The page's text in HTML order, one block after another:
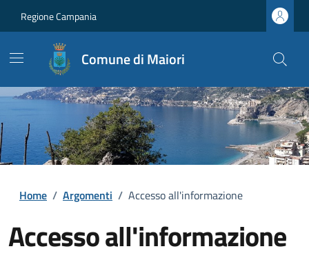
Regione Campania
Comune di Maiori
Home / Argomenti / Accesso all'informazione
Accesso all'informazione